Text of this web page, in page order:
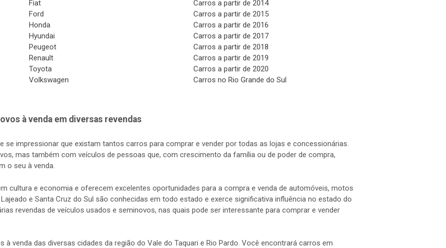
Fiat
Ford
Honda
Hyundai
Peugeot
Renault
Toyota
Volkswagen
Carros a partir de 2014
Carros a partir de 2015
Carros a partir de 2016
Carros a partir de 2017
Carros a partir de 2018
Carros a partir de 2019
Carros a partir de 2020
Carros no Rio Grande do Sul
à venda em diversas revendas
se impressionar que existam tantos carros para comprar e vender por todas as lojas e concessionárias.
mas também com veículos de pessoas que, com crescimento da família ou de poder de compra,
o seu à venda.
cultura e economia e oferecem excelentes oportunidades para a compra e venda de automóveis, motos
e Santa Cruz do Sul são conhecidas em todo estado e exerce significativa influência no estado do
revendas de veículos usados e seminovos, nas quais pode ser interessante para comprar e vender
venda das diversas cidades da região do Vale do Taquari e Rio Pardo. Você encontrará carros em